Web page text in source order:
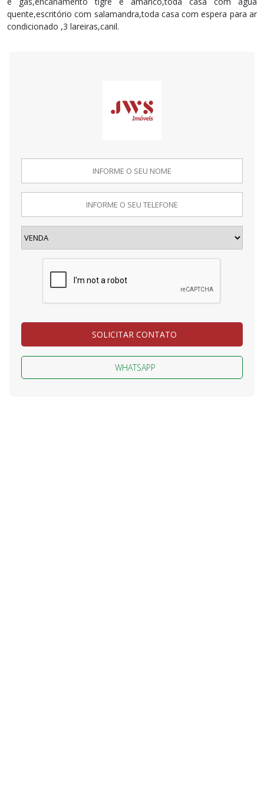
quente,escritório com salamandra,toda casa com espera para ar
condicionado ,3 lareiras,canil.
SOLICITAR CONTATO
WHATSAPP